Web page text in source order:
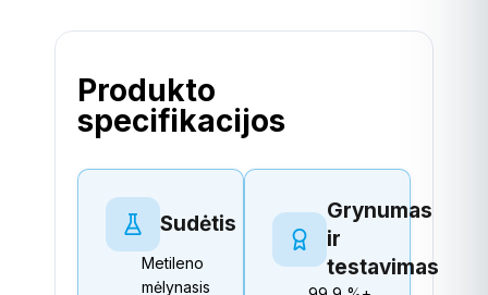
Produkto
specifikacijos
Sudėtis
Metileno
mėlynasis
Grynumas
ir
testavimas